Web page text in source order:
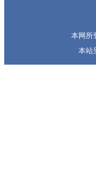
本网所
本站